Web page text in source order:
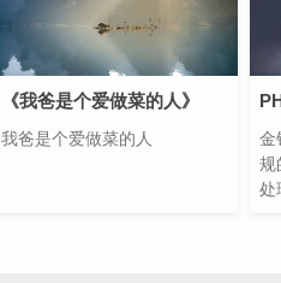
《我爸是个爱做菜的人》
我爸是个爱做菜的人
金
规
处